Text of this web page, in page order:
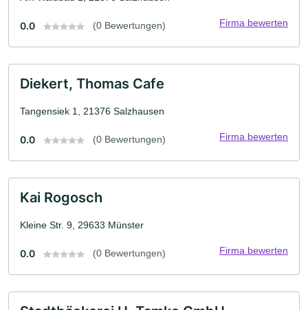
0.0 (0 Bewertungen) Firma bewerten
Diekert, Thomas Cafe
Tangensiek 1, 21376 Salzhausen
0.0 (0 Bewertungen) Firma bewerten
Kai Rogosch
Kleine Str. 9, 29633 Münster
0.0 (0 Bewertungen) Firma bewerten